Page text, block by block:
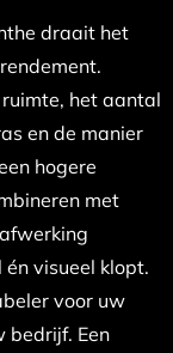
draait het
het aantal
en de manier
hogere
met
visueel klopt.
voor uw
bedrijf. Een